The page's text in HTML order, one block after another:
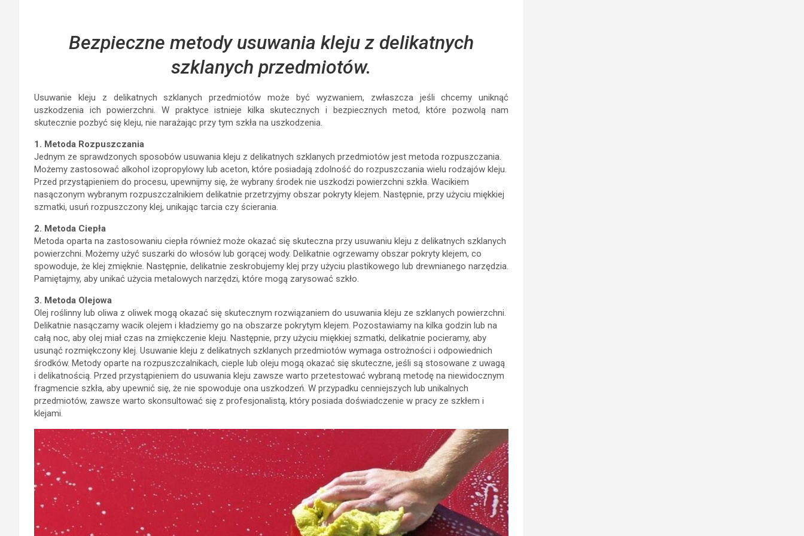
Usuwanie kleju z delikatnych szklanych przedmiotów może być wyzwaniem, zwłaszcza jeśli chcemy uniknąć
uszkodzenia ich powierzchni. W praktyce istnieje kilka skutecznych i bezpiecznych metod, które pozwolą nam
skutecznie pozbyć się kleju, nie narażając przy tym szkła na uszkodzenia.
1. Metoda Rozpuszczania
Jednym ze sprawdzonych sposobów usuwania kleju z delikatnych szklanych przedmiotów jest metoda rozpuszczania.
Możemy zastosować alkohol izopropylowy lub aceton, które posiadają zdolność do rozpuszczania wielu rodzajów kleju.
nasączonym wybranym rozpuszczalnikiem delikatnie przetrzyjmy obszar pokryty klejem. Następnie, przy użyciu miękkiej
szmatki, usuń rozpuszczony klej, unikając tarcia czy ścierania.
2. Metoda Ciepła
Metoda oparta na zastosowaniu ciepła również może okazać się skuteczna przy usuwaniu kleju z delikatnych szklanych
powierzchni. Możemy użyć suszarki do włosów lub gorącej wody. Delikatnie ogrzewamy obszar pokryty klejem, co
Pamiętajmy, aby unikać użycia metalowych narzędzi, które mogą zarysować szkło.
3. Metoda Olejowa
Olej roślinny lub oliwa z oliwek mogą okazać się skutecznym rozwiązaniem do usuwania kleju ze szklanych powierzchni.
Delikatnie nasączamy wacik olejem i kładziemy go na obszarze pokrytym klejem. Pozostawiamy na kilka godzin lub na
usunąć rozmiękczony klej. Usuwanie kleju z delikatnych szklanych przedmiotów wymaga ostrożności i odpowiednich
środków. Metody oparte na rozpuszczalnikach, cieple lub oleju mogą okazać się skuteczne, jeśli są stosowane z uwagą
i delikatnością. Przed przystąpieniem do usuwania kleju zawsze warto przetestować wybraną metodę na niewidocznym
fragmencie szkła, aby upewnić się, że nie spowoduje ona uszkodzeń. W przypadku cenniejszych lub unikalnych
przedmiotów, zawsze warto skonsultować się z profesjonalistą, który posiada doświadczenie w pracy ze szkłem i
klejami.